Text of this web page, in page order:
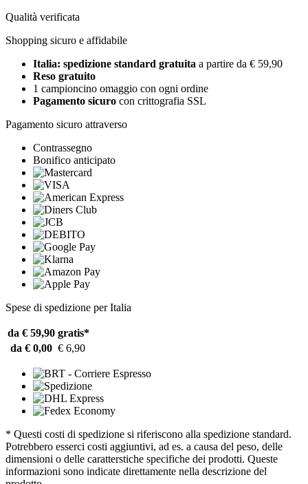
Qualità verificata
Shopping sicuro e affidabile
Italia: spedizione standard gratuita a partire da € 59,90
Reso gratuito
1 campioncino omaggio con ogni ordine
Pagamento sicuro con crittografia SSL
Pagamento sicuro attraverso
Contrassegno
Bonifico anticipato
Spese di spedizione per Italia
da € 59,90 gratis*
da € 0,00 € 6,90
* Questi costi di spedizione si riferiscono alla spedizione standard.
Potrebbero esserci costi aggiuntivi, ad es. a causa del peso, delle
dimensioni o delle caratterstiche specifiche dei prodotti. Queste
informazioni sono indicate direttamente nella descrizione del